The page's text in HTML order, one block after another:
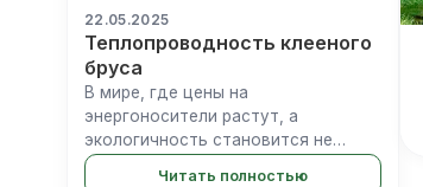
22.05.2025
Теплопроводность клееного
бруса
В мире, где цены на
энергоносители растут, а
экологичность становится не
просто модным трендом, а
Читать полностью